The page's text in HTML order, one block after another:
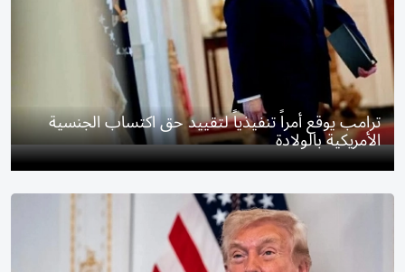
ترامب يوقع أمراً تنفيذياً لتقييد حق اكتساب الجنسية
الأمريكية بالولادة